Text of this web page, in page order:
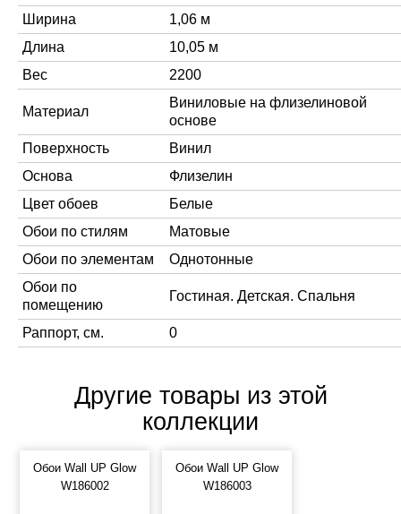
Ширина
1,06 м
Длина
10,05 м
Вес
2200
Материал
Виниловые на флизелиновой
основе
Поверхность
Винил
Основа
Флизелин
Цвет обоев
Белые
Обои по стилям
Матовые
Обои по элементам
Однотонные
Обои по
помещению
Гостиная. Детская. Спальня
Раппорт, см. 0
Другие товары из этой
коллекции
Обои Wall UP Glow
W186002
Обои Wall UP Glow
W186003